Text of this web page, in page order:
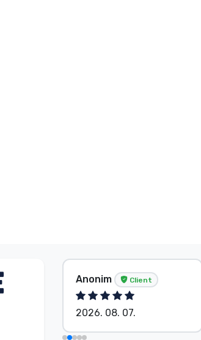
Anonim Client
2026. 08. 07.